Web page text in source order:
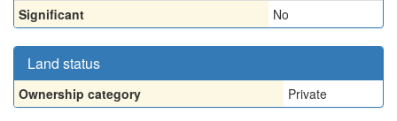
Significant
No
Land status
Ownership category Private